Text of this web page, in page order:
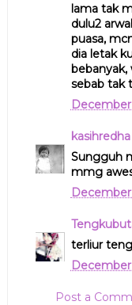
lama tak
dulu2
puasa,
dia letak
bebanyak,
sebab tak
December
kasihredha
Sungguh
mmg
December
terliur
December
Post a